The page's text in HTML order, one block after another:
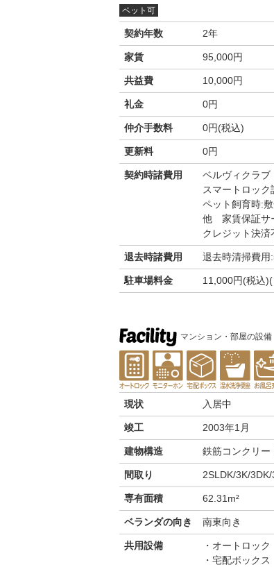
ペット可
契約年数 2年
家賃 95,000円
共益費 10,000円
礼金 0円
仲介手数料 0円(税込)
更新料 0円
契約時諸費用
ベルヴィクラブ
スマートロッ
ペット飼育時:
他 家賃保証サ
クレジット決済
退去時諸費用 退去時清掃費
駐車場料金 11,000円(税込
マンション・部屋の設備
現状 入居中
竣工 2003年1月
建物構造 鉄筋コンクリー
間取り 2SLDK/3K/
専有面積 62.31m²
ベランダの向き 南東向き
共用設備 オートロック
宅配ボックス